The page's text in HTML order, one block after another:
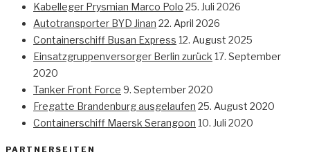
Kabelleger Prysmian Marco Polo 25. Juli 2026
Autotransporter BYD Jinan 22. April 2026
Containerschiff Busan Express 12. August 2025
Einsatzgruppenversorger Berlin zurück 17. September
2020
Tanker Front Force 9. September 2020
Fregatte Brandenburg ausgelaufen 25. August 2020
Containerschiff Maersk Serangoon 10. Juli 2020
PARTNERSEITEN